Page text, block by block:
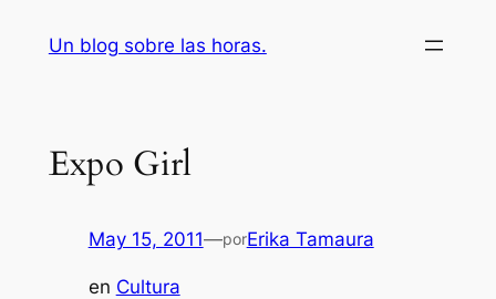
Un blog sobre las horas.
Expo Girl
May 15, 2011—porErika Tamaura
en Cultura